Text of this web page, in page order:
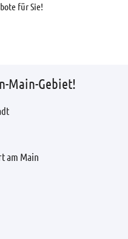
Main-Gebiet!
am Main
für Sie!